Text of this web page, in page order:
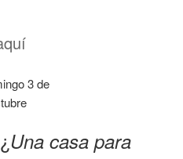
Una casa para